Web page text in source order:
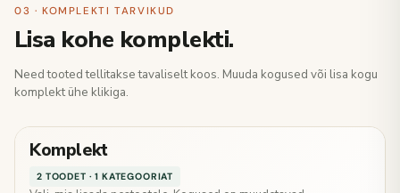
03 · KOMPLEKTI TARVIKUD
Lisa kohe komplekti.
Need tooted tellitakse tavaliselt koos. Muuda kogused või lisa kogu
komplekt ühe klikiga.
Komplekt
2 TOODET · 1 KATEGOORIAT